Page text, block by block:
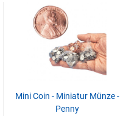
Mini Coin - Miniatur Münze -
Penny